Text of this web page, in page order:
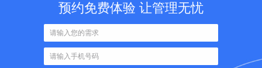
预约免费体验 让管理无忧